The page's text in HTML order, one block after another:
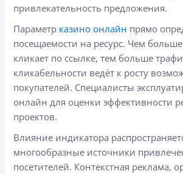
привлекательность предложения.
Параметр казино онлайн прямо
посещаемости на ресурс. Чем
кликает по ссылке, тем больше
кликабельности ведёт к росту
покупателей. Специалисты
онлайн для оценки эффективности
проектов.
Влияние индикатора
многообразные источники
посетителей. Контекстная реклама,